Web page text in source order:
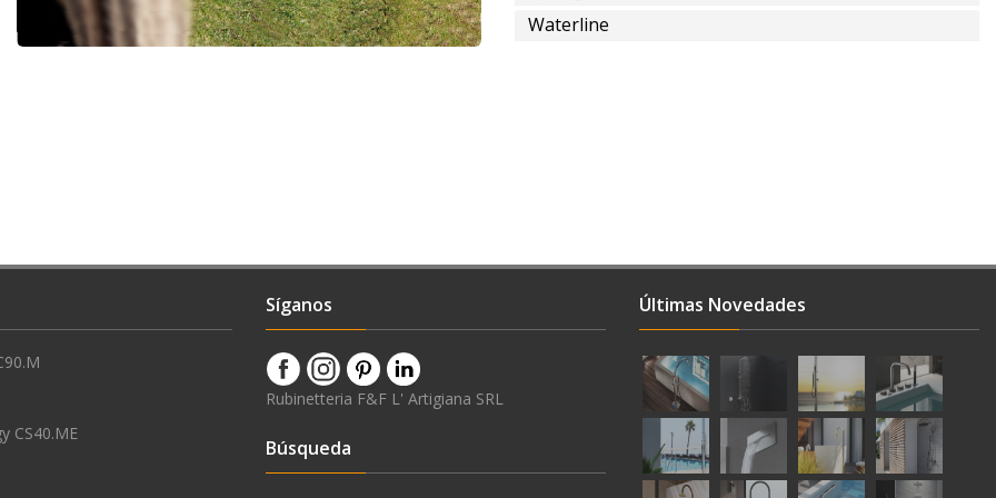
Waterline
CS40.ME
Síganos
Rubinetteria F&F L' Artigiana SRL
Búsqueda
Últimas Novedades